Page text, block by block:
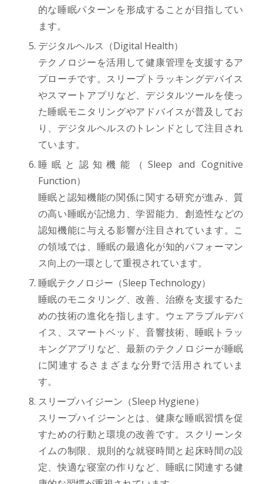
的な睡眠パターンを形成することが目指してい
ます。
デジタルヘルス（Digital Health）
テクノロジーを活用して健康管理を支援するア
プローチです。スリープトラッキングデバイス
やスマートアプリなど、デジタルツールを使っ
た睡眠モニタリングやアドバイスが普及してお
り、デジタルヘルスのトレンドとして注目され
ています。
睡眠と認知機能（Sleep and Cognitive
Function）
睡眠と認知機能の関係に関する研究が進み、質
の高い睡眠が記憶力、学習能力、創造性などの
認知機能に与える影響が注目されています。こ
の領域では、睡眠の最適化が知的パフォーマン
ス向上の一環として重視されています。
睡眠テクノロジー（Sleep Technology）
睡眠のモニタリング、改善、治療を支援するた
めの技術の進化を指します。ウェアラブルデバ
イス、スマートベッド、音響技術、睡眠トラッ
キングアプリなど、最新のテクノロジーが睡眠
に関連するさまざまな分野で活用されていま
す。
スリープハイジーン（Sleep Hygiene）
スリープハイジーンとは、健康な睡眠習慣を促
すための行動と環境の改善です。スクリーンタ
イムの制限、規則的な就寝時間と起床時間の設
定、快適な寝室の作りなど、睡眠に関連する健